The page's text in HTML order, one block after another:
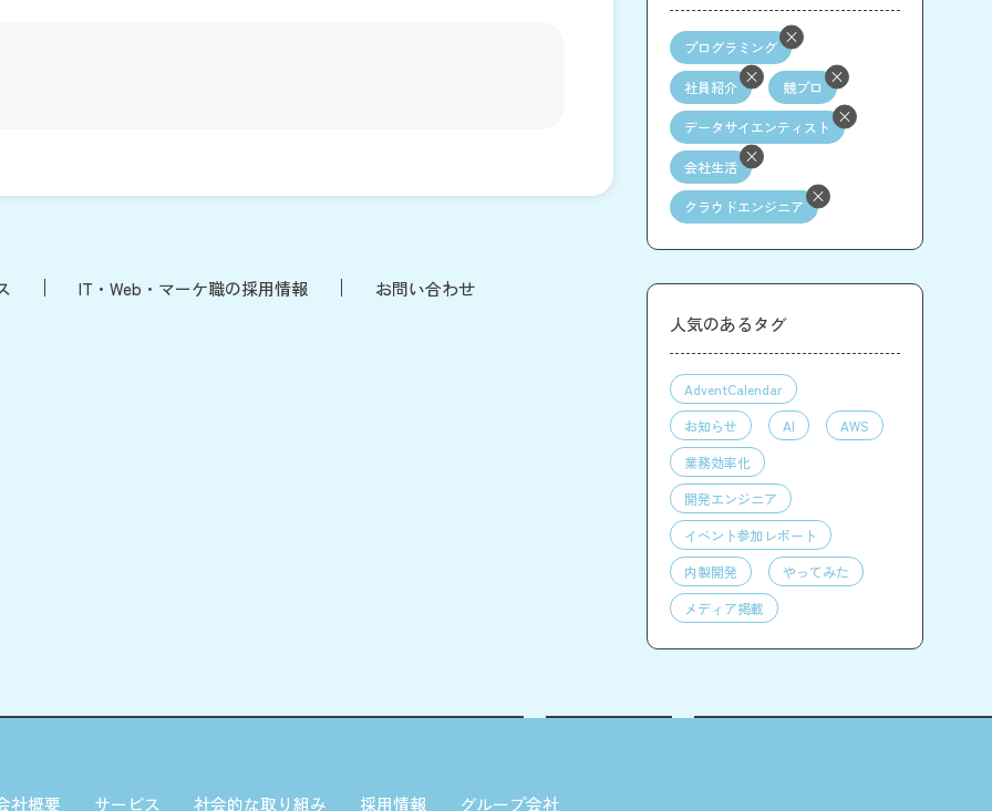
IT・Web・マーケ職の採用情報 お問い合わせ
プログラミング
社員紹介 競プロ
データサイエンティスト
会社生活
クラウドエンジニア
人気のあるタグ
AdventCalendar
お知らせ
AI
AWS
業務効率化
開発エンジニア
イベント参加レポート
内製開発
やってみた
メディア掲載
社概要 サービス 社会的な取り組み 採用情報 グループ会社